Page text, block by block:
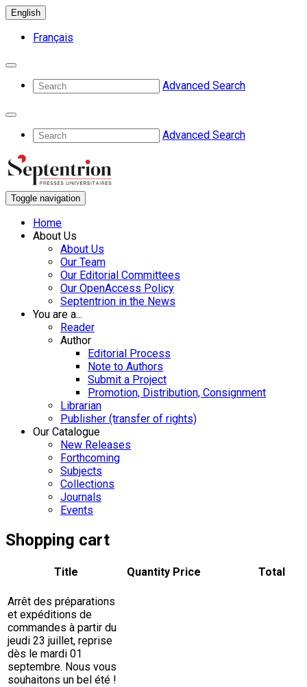
English
Français
Advanced Search
Advanced Search
Toggle navigation
Home
About Us
About Us
Our Team
Our Editorial Committees
Our OpenAccess Policy
Septentrion in the News
You are a...
Reader
Author
Editorial Process
Note to Authors
Submit a Project
Promotion, Distribution, Consignment
Librarian
Publisher (transfer of rights)
Our Catalogue
New Releases
Forthcoming
Subjects
Collections
Journals
Events
Shopping cart
Arrêt des préparations
et expéditions de
commandes à partir du
jeudi 23 juillet, reprise
dès le mardi 01
septembre. Nous vous
souhaitons un bel été !
Title Quantity Price Total